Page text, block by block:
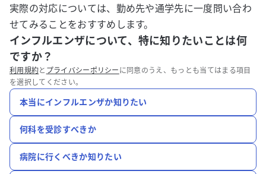
実際の対応については、勤め先や通学先に一度問い合わ
せてみることをおすすめします。
インフルエンザについて、特に知りたいことは何
ですか？
利用規約と プライバシーポリシー に同意のうえ、もっとも当てはまる項目
を選択してください。
本当にインフルエンザか知りたい
何科を受診すべきか
病院に行くべきか知りたい